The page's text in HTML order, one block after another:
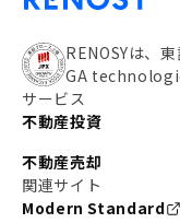
RENOSYは、
GA
サービス
不動産投資
不動産売却
関連サイト
Modern Standard